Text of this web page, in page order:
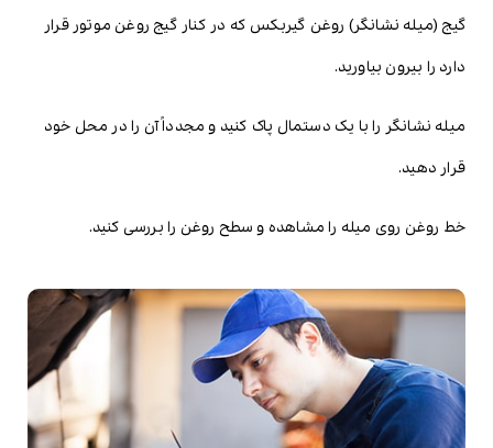
گیج (میله نشانگر) روغن گیربکس که در کنار گیج روغن موتور قرار
دارد را بیرون بیاورید.
میله نشانگر را با یک دستمال پاک کنید و مجدداً آن را در محل خود
قرار دهید.
خط روغن روی میله را مشاهده و سطح روغن را بررسی کنید.